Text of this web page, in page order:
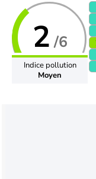
2 /6
Indice pollution
Moyen